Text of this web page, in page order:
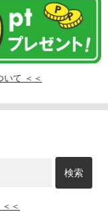
いて ＜＜
＜